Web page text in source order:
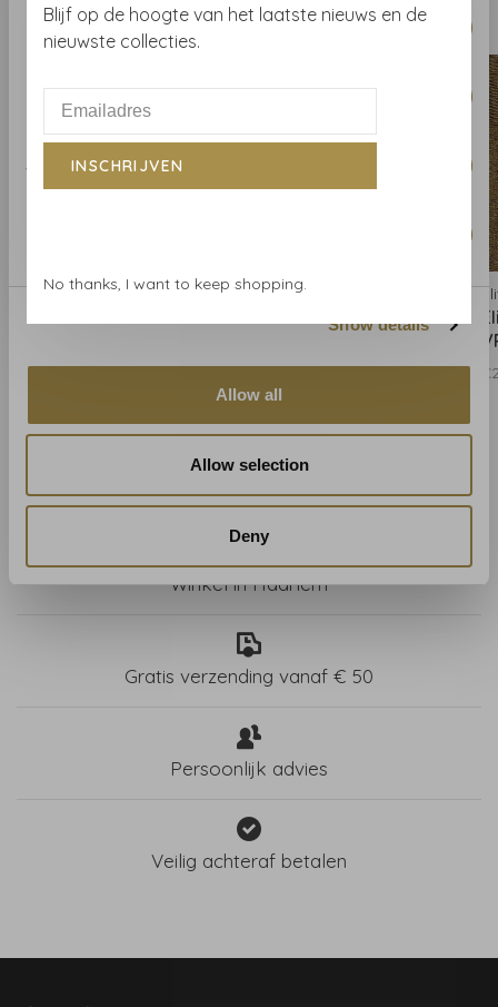
Consent
Selection
Necessary
Statistics
Show details
Allow all
Allow selection
Deny
Gerelateerde producten BACK TO HOME
Elitis
€266,00
Elitis
Winkel in Haarlem
Gratis verzending vanaf € 50
Persoonlijk advies
Veilig achteraf betalen
Blijf op de hoogte van het laatste nieuws en de
nieuwste collecties.
INSCHRIJVEN
No thanks, I want to keep shopping.